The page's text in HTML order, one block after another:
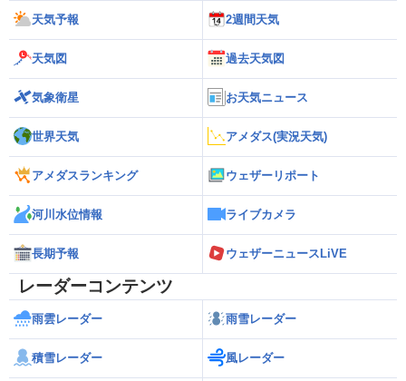
天気予報 2週間天気
天気図 過去天気図
気象衛星 お天気ニュース
世界天気 アメダス(実況天気)
アメダスランキング ウェザーリポート
河川水位情報 ライブカメラ
長期予報 ウェザーニュースLiVE
レーダーコンテンツ
雨雲レーダー 雨雪レーダー
積雪レーダー 風レーダー